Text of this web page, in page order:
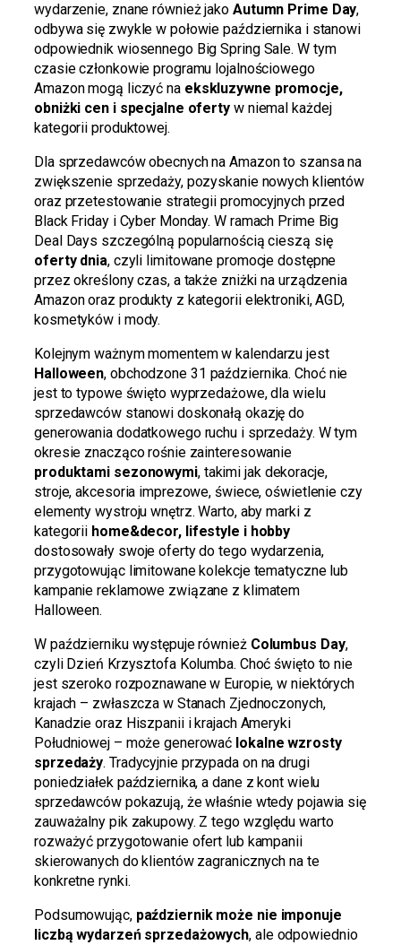
wydarzenie, znane również jako Autumn Prime Day,
odbywa się zwykle w połowie października i stanowi
odpowiednik wiosennego Big Spring Sale. W tym
czasie członkowie programu lojalnościowego
Amazon mogą liczyć na ekskluzywne promocje,
obniżki cen i specjalne oferty w niemal każdej
kategorii produktowej.
Dla sprzedawców obecnych na Amazon to szansa na
zwiększenie sprzedaży, pozyskanie nowych klientów
oraz przetestowanie strategii promocyjnych przed
Black Friday i Cyber Monday. W ramach Prime Big
Deal Days szczególną popularnością cieszą się
oferty dnia, czyli limitowane promocje dostępne
przez określony czas, a także zniżki na urządzenia
Amazon oraz produkty z kategorii elektroniki, AGD,
kosmetyków i mody.
Kolejnym ważnym momentem w kalendarzu jest
Halloween, obchodzone 31 października. Choć nie
jest to typowe święto wyprzedażowe, dla wielu
sprzedawców stanowi doskonałą okazję do
generowania dodatkowego ruchu i sprzedaży. W tym
okresie znacząco rośnie zainteresowanie
produktami sezonowymi, takimi jak dekoracje,
stroje, akcesoria imprezowe, świece, oświetlenie czy
elementy wystroju wnętrz. Warto, aby marki z
kategorii home&decor, lifestyle i hobby
dostosowały swoje oferty do tego wydarzenia,
przygotowując limitowane kolekcje tematyczne lub
kampanie reklamowe związane z klimatem
Halloween.
W październiku występuje również Columbus Day,
czyli Dzień Krzysztofa Kolumba. Choć święto to nie
jest szeroko rozpoznawane w Europie, w niektórych
krajach – zwłaszcza w Stanach Zjednoczonych,
Kanadzie oraz Hiszpanii i krajach Ameryki
Południowej – może generować lokalne wzrosty
sprzedaży. Tradycyjnie przypada on na drugi
poniedziałek października, a dane z kont wielu
sprzedawców pokazują, że właśnie wtedy pojawia się
zauważalny pik zakupowy. Z tego względu warto
rozważyć przygotowanie ofert lub kampanii
skierowanych do klientów zagranicznych na te
konkretne rynki.
Podsumowując, październik może nie imponuje
liczbą wydarzeń sprzedażowych, ale odpowiednio